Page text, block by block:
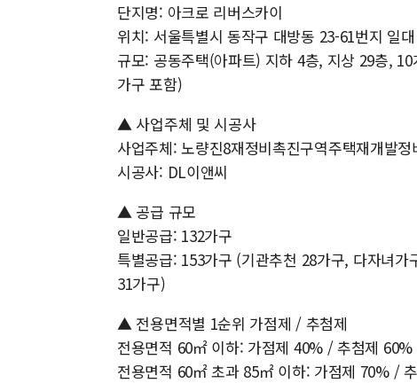
단지명: 아크로 리버스카이
위치: 서울특별시 동작구 대방동 23-61번지 일대
규모: 공동주택(아파트) 지하 4층, 지상 29층,
가구 포함)
▲ 사업주체 및 시공사
사업주체: 노량진8재정비촉진구역주택재개발
시공사: DL이앤씨
▲ 공급 규모
일반공급: 132가구
특별공급: 153가구 (기관추천 28가구, 다자녀
31가구)
▲ 전용면적별 1순위 가점제 / 추첨제
전용면적 60㎡ 이하: 가점제 40% / 추첨제 60%
전용면적 60㎡ 초과 85㎡ 이하: 가점제 70% /